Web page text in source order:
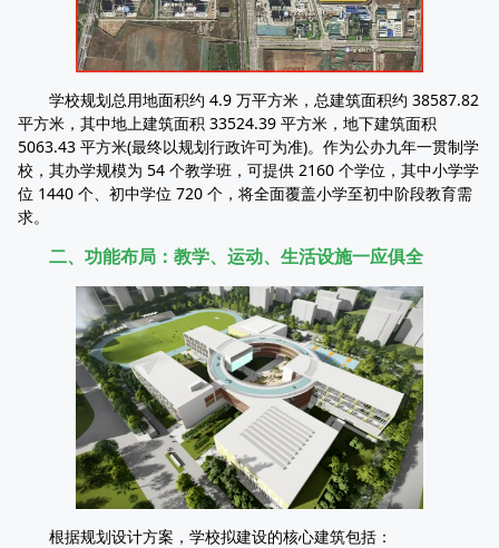
学校规划总用地面积约 4.9 万平方米，总建筑面积约 38587.82
平方米，其中地上建筑面积 33524.39 平方米，地下建筑面积
5063.43 平方米(最终以规划行政许可为准)。作为公办九年一贯制学
校，其办学规模为 54 个教学班，可提供 2160 个学位，其中小学学
位 1440 个、初中学位 720 个，将全面覆盖小学至初中阶段教育需
求。
二、功能布局：教学、运动、生活设施一应俱全
根据规划设计方案，学校拟建设的核心建筑包括：